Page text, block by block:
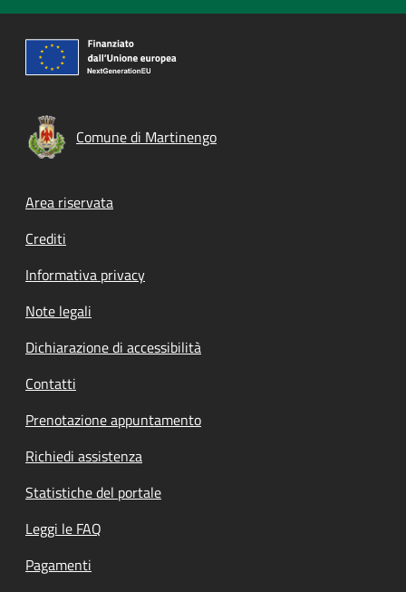
Comune di Martinengo
Footer menu
Area riservata
Crediti
Informativa privacy
Note legali
Dichiarazione di accessibilità
Contatti
Prenotazione appuntamento
Richiedi assistenza
Statistiche del portale
Leggi le FAQ
Pagamenti